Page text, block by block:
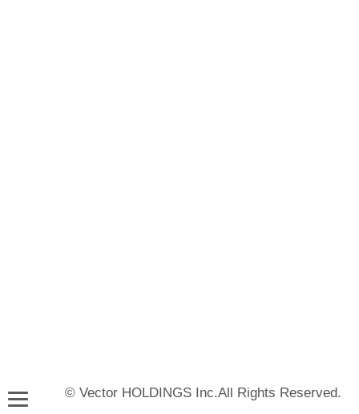
© Vector HOLDINGS Inc.All Rights Reserved.